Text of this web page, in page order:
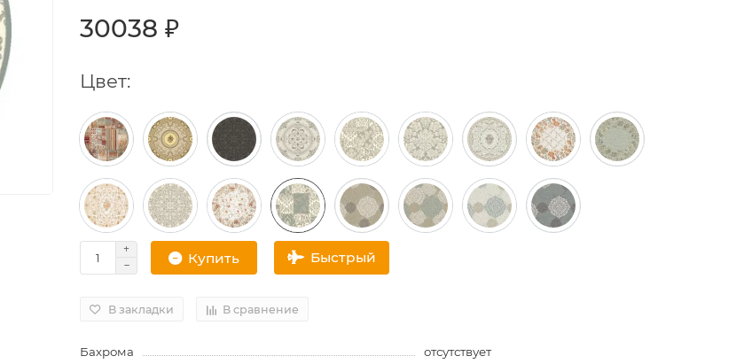
30038 ₽
Цвет:
Купить Быстрый
В закладки В сравнение
Бахрома
отсутствует